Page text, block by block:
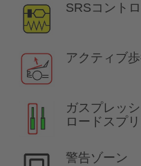
SRSコント
アクティブ
ガスプレッ
ロードスプ
警告ゾーン